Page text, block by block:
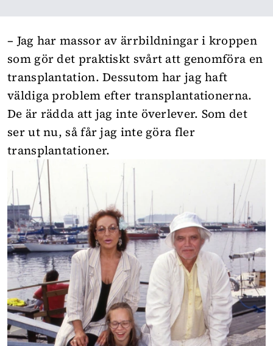
– Jag har massor av ärrbildningar i kroppen
som gör det praktiskt svårt att genomföra en
transplantation. Dessutom har jag haft
väldiga problem efter transplantationerna.
De är rädda att jag inte överlever. Som det
ser ut nu, så får jag inte göra fler
transplantationer.